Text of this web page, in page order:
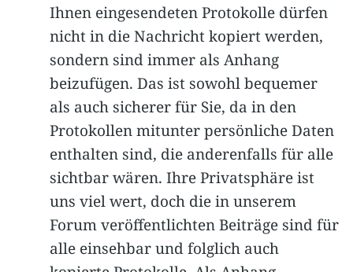
Ihnen eingesendeten Protokolle dürfen
nicht in die Nachricht kopiert werden,
sondern sind immer als Anhang
beizufügen. Das ist sowohl bequemer
als auch sicherer für Sie, da in den
Protokollen mitunter persönliche Daten
enthalten sind, die anderenfalls für alle
sichtbar wären. Ihre Privatsphäre ist
uns viel wert, doch die in unserem
Forum veröffentlichten Beiträge sind für
alle einsehbar und folglich auch